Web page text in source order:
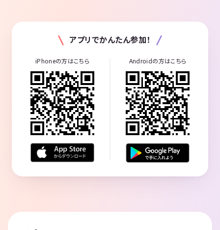
アプリでかんたん参加！
iPhoneの方はこちら Androidの方はこちら